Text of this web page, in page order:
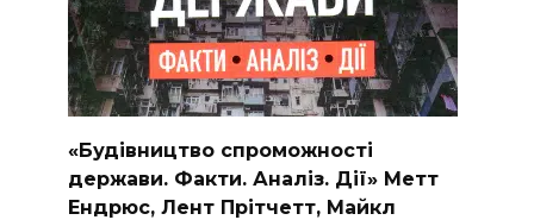
«Будівництво спроможності
держави. Факти. Аналіз. Дії» Метт
Ендрюс, Лент Прітчетт, Майкл